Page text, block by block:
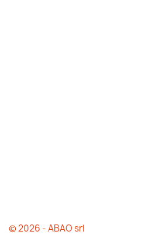
© 2026 - ABAO srl